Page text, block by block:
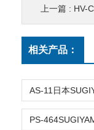
上一篇 : HV-
相关产品：